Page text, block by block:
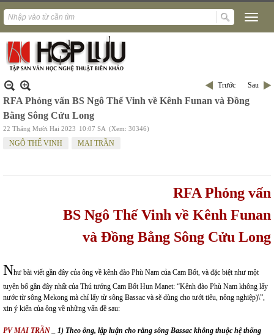
Trước Sau
RFA Phỏng vấn BS Ngô Thế Vinh về Kênh Funan và Đồng
Bằng Sông Cửu Long
22 Tháng Mười Hai 2023 10:07 SA (Xem: 30346)
NGÔ THẾ VINH MAI TRẦN
RFA Phỏng vấn
BS Ngô Thế Vinh về Kênh Funan
và Đồng Bằng Sông Cửu Long
Như bài viết gần đây của ông về kênh đào Phù Nam của Cam Bốt, và đặc biệt như một
tuyên bố gần đây nhất của Thủ tướng Cam Bốt Hun Manet: “Kênh đào Phù Nam không lấy
nước từ sông Mekong mà chỉ lấy từ sông Bassac và sẽ dùng cho tưới tiêu, nông nghiệp)\”,
xin ý kiến của ông về những vấn đề sau:
PV MAI TRẦN
1) Theo ông, lập luận cho rằng sông Bassac không thuộc hệ thống